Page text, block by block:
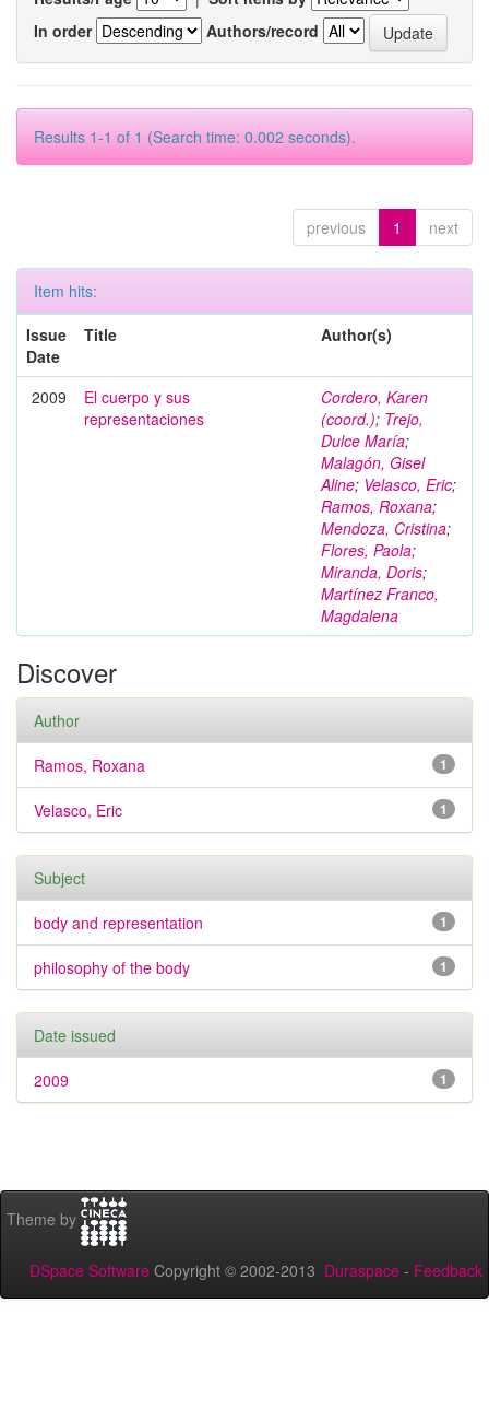
In order
Authors/record
Results 1-1 of 1 (Search time: 0.002 seconds).
previous 1 next
Item hits:
Issue
Date
Title Author(s)
2009
El cuerpo y sus
representaciones
Cordero, Karen
(coord.); Trejo,
Dulce María;
Malagón, Gisel
Aline; Velasco, Eric;
Ramos, Roxana;
Mendoza, Cristina;
Flores, Paola;
Miranda, Doris;
Martínez Franco,
Magdalena
Discover
Author
1
Ramos, Roxana
1
Velasco, Eric
Subject
1
body and representation
1
philosophy of the body
Date issued
1
2009
Theme by
DSpace Software Copyright © 2002-2013 Duraspace - Feedback